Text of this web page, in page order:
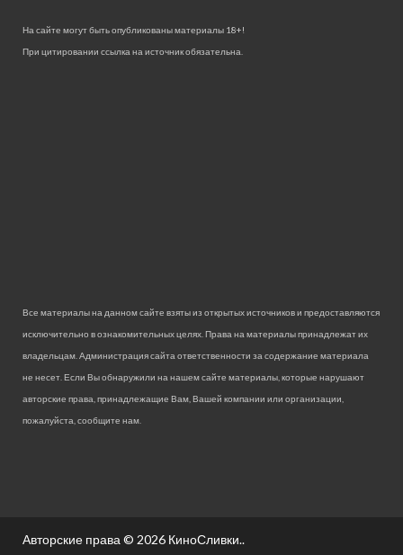
На сайте могут быть опубликованы материалы 18+!
При цитировании ссылка на источник обязательна.
Все материалы на данном сайте взяты из открытых источников и предоставляются
исключительно в ознакомительных целях. Права на материалы принадлежат их
владельцам. Администрация сайта ответственности за содержание материала
не несет. Если Вы обнаружили на нашем сайте материалы, которые нарушают
авторские права, принадлежащие Вам, Вашей компании или организации,
пожалуйста, сообщите нам.
Авторские права © 2026 КиноСливки..